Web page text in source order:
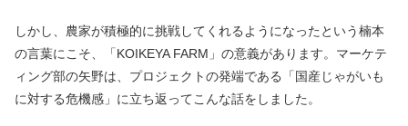
しかし、農家が積極的に挑戦してくれるようになったという楠本
の言葉にこそ、「KOIKEYA FARM」の意義があります。マーケテ
ィング部の矢野は、プロジェクトの発端である「国産じゃがいも
に対する危機感」に立ち返ってこんな話をしました。